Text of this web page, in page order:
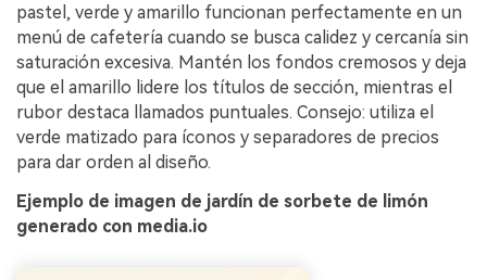
pastel, verde y amarillo funcionan perfectamente en un
menú de cafetería cuando se busca calidez y cercanía sin
saturación excesiva. Mantén los fondos cremosos y deja
que el amarillo lidere los títulos de sección, mientras el
rubor destaca llamados puntuales. Consejo: utiliza el
verde matizado para íconos y separadores de precios
para dar orden al diseño.
Ejemplo de imagen de jardín de sorbete de limón
generado con media.io